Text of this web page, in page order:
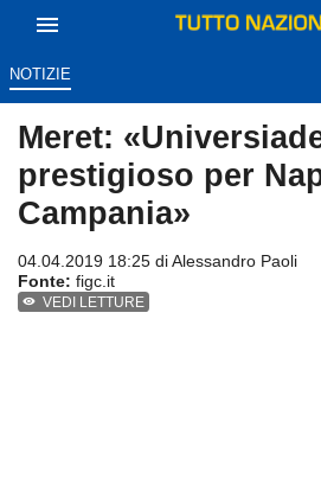
NOTIZIE
Meret:
prestigioso per
Campania»
04.04.2019 18:25 diAlessandro Paoli
Fonte: figc.it
VEDI LETTURE